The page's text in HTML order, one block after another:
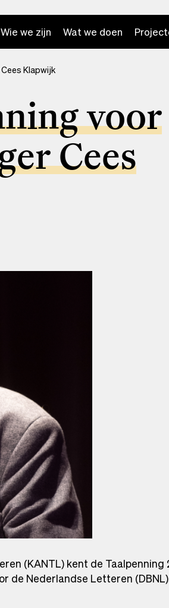
Wie we zijn Wat we doen
Klapwijk
voor
Cees
(KANTL) kent de Taalpenning
de Nederlandse Letteren